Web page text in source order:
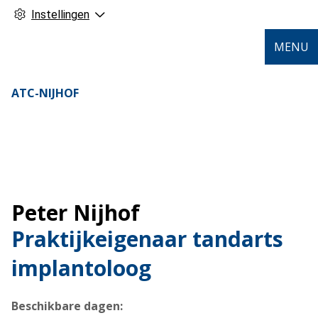
Instellingen
ATC-NIJHOF
MENU
Peter Nijhof
Praktijkeigenaar tandarts
implantoloog
Beschikbare dagen: